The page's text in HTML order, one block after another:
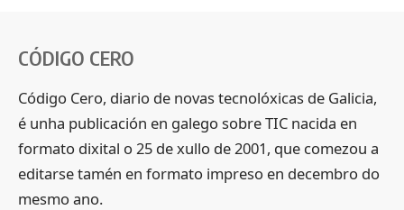
CÓDIGO CERO
Código Cero, diario de novas tecnolóxicas de Galicia,
é unha publicación en galego sobre TIC nacida en
formato dixital o 25 de xullo de 2001, que comezou a
editarse tamén en formato impreso en decembro do
mesmo ano.